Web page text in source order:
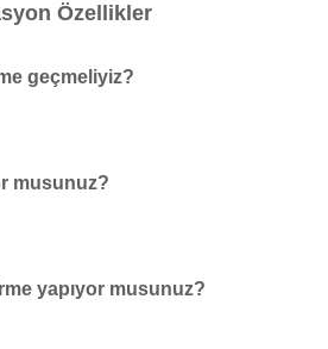
Özellikler
geçmeliyiz?
musunuz?
yapıyor musunuz?